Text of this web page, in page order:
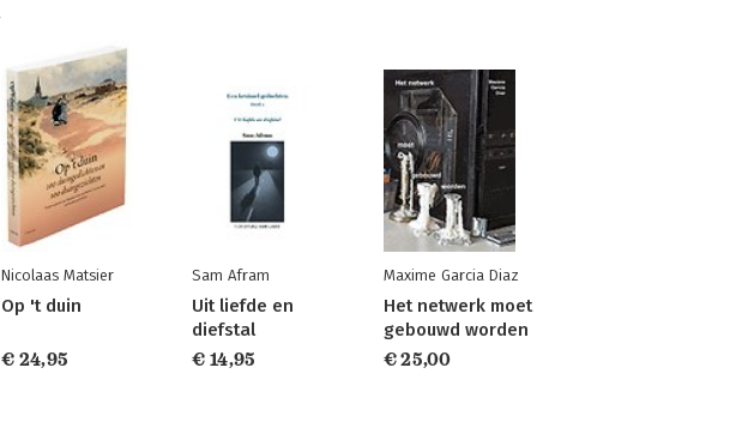
Nicolaas Matsier
Op 't duin
€ 24,95
Sam Afram
Uit liefde en
diefstal
€ 14,95
Maxime Garcia Diaz
Het netwerk moet
gebouwd worden
€ 25,00